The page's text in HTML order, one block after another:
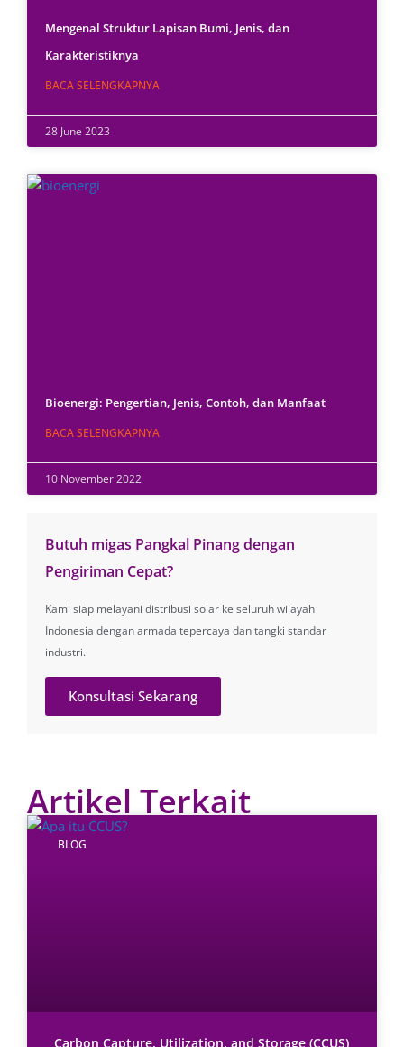
Mengenal Struktur Lapisan Bumi, Jenis, dan
Karakteristiknya
BACA SELENGKAPNYA
28 June 2023
Bioenergi: Pengertian, Jenis, Contoh, dan Manfaat
BACA SELENGKAPNYA
10 November 2022
Butuh migas Pangkal Pinang dengan
Pengiriman Cepat?
Kami siap melayani distribusi solar ke seluruh wilayah
Indonesia dengan armada tepercaya dan tangki standar
industri.
Konsultasi Sekarang
Artikel Terkait
BLOG
Carbon Capture, Utilization, and Storage (CCUS)